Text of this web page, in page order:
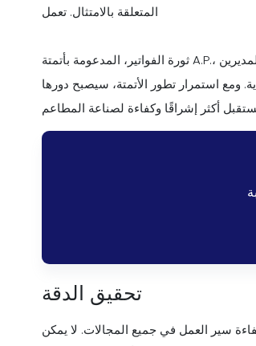
المتعلقة بالامتثال. تعمل
ثورة الفواتير، المدعومة بأتمتة A.P.، على تحويل الإدارة المالية للمطاعم من خلال تبسيط العمليات وزيادة الدقة وتزويد المديرين
ومع استمرار تطور الأتمتة، سيصبح دورها
تحقيق الدقة
سير العمل في جميع المجالات. لا يمكن